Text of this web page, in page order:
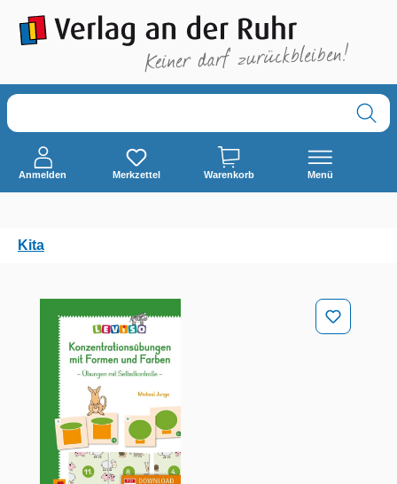
springen
Anmelden Merkzettel Warenkorb Menü
Kita